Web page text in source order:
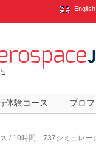
English
体験コース プロ
/ 10時間 737シミュレー